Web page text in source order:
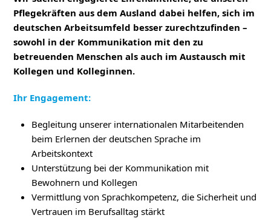
Pflegekräften aus dem Ausland dabei helfen, sich im
deutschen Arbeitsumfeld besser zurechtzufinden –
sowohl in der Kommunikation mit den zu
betreuenden Menschen als auch im Austausch mit
Kollegen und Kolleginnen.
Ihr Engagement:
Begleitung unserer internationalen Mitarbeitenden
beim Erlernen der deutschen Sprache im
Arbeitskontext
Unterstützung bei der Kommunikation mit
Bewohnern und Kollegen
Vermittlung von Sprachkompetenz, die Sicherheit und
Vertrauen im Berufsalltag stärkt